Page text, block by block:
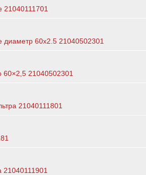
21040111701
диаметр 60х2.5 21040502301
60×2,5 21040502301
21040111801
21040111901